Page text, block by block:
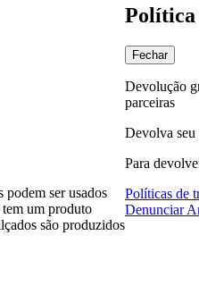
Política
Fechar
Devolução
parceiras
Devolva seu
Para
Políticas de
Denunciar
ser usados
tem um produto
são produzidos